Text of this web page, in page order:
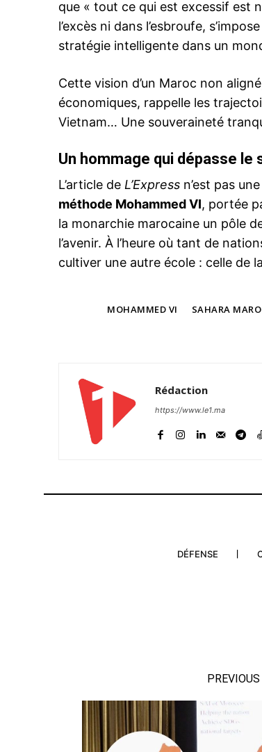
Nasser Bourita : 26
royale, de la
souveraineté
2 November 2025
que « tout ce qui est excessif est
l’excès ni dans l’esbroufe,
stratégie intelligente dans un
Cette vision d’un Maroc non
économiques, rappelle les
Vietnam… Une souveraineté
Un hommage qui dépasse le
L’article de L’Express n’est pas
méthode Mohammed VI, portée
la monarchie marocaine un pôle
l’avenir. À l’heure où tant de
cultiver une autre école : celle de
MOHAMMED VI SAHARA
Rédaction
https://www.le1.ma
DÉFENSE